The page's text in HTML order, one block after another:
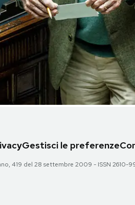
Gestisci le preferenze
419 del 28 settembre 2009 - ISSN 2610-